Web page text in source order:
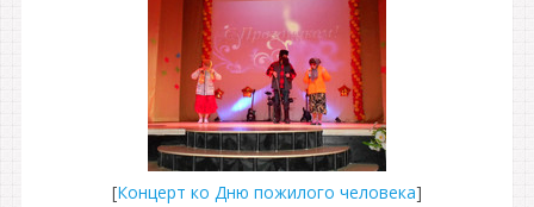
[Концерт ко Дню пожилого человека]